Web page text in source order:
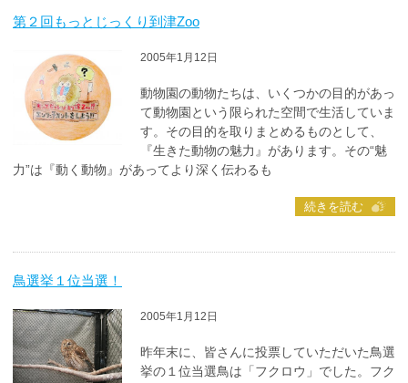
第２回もっとじっくり到津Zoo
2005年1月12日
動物園の動物たちは、いくつかの目的があっ
て動物園という限られた空間で生活していま
す。その目的を取りまとめるものとして、
『生きた動物の魅力』があります。その“魅
力”は『動く動物』があってより深く伝わるも
続きを読む
鳥選挙１位当選！
2005年1月12日
昨年末に、皆さんに投票していただいた鳥選
挙の１位当選鳥は「フクロウ」でした。フク